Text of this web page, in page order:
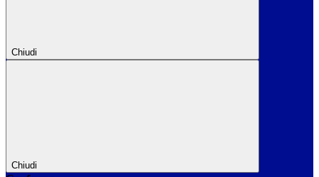
Chiudi
Chiudi